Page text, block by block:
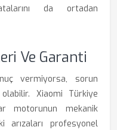
da ortadan
Ve Garanti
vermiyorsa, sorun
Xiaomi Türkiye
motorunun mekanik
arızaları profesyonel